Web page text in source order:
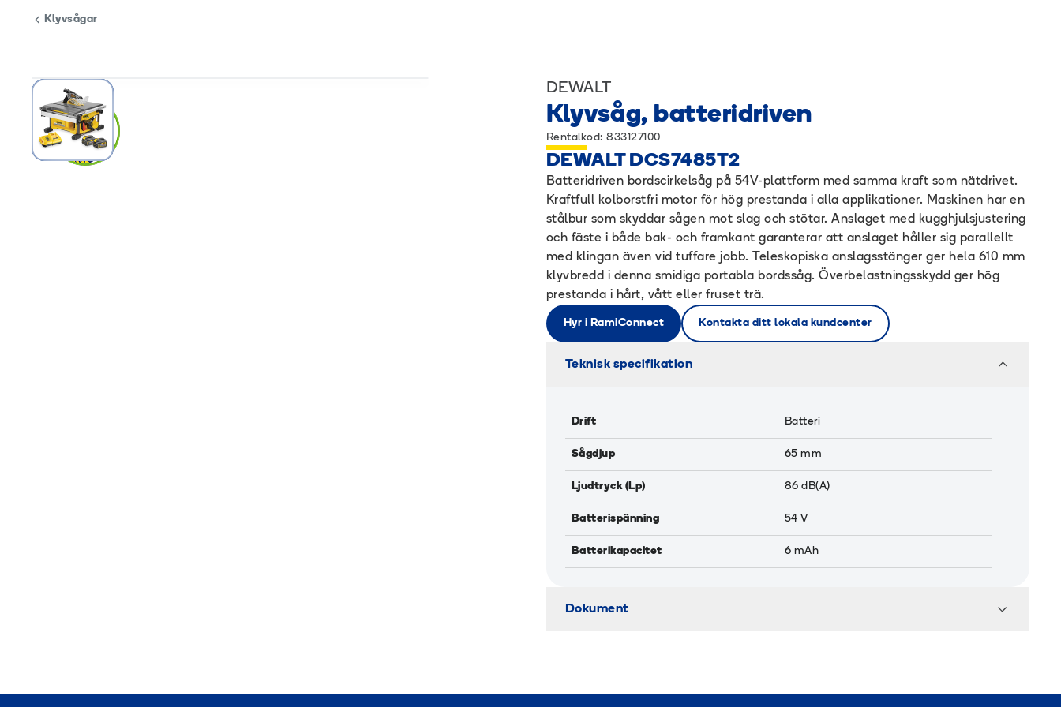
Klyvsågar
DEWALT
Klyvsåg, batteridriven
Rentalkod: 833127100
DEWALT DCS7485T2
Batteridriven bordscirkelsåg på 54V-plattform med samma kraft som nätdrivet.
Kraftfull kolborstfri motor för hög prestanda i alla applikationer. Maskinen har en
stålbur som skyddar sågen mot slag och stötar. Anslaget med kugghjulsjustering
och fäste i både bak- och framkant garanterar att anslaget håller sig parallellt
med klingan även vid tuffare jobb. Teleskopiska anslagsstänger ger hela 610 mm
klyvbredd i denna smidiga portabla bordssåg. Överbelastningsskydd ger hög
prestanda i hårt, vått eller fruset trä.
Hyr i RamiConnect Kontakta ditt lokala kundcenter
Teknisk specifikation
Drift Batteri
Sågdjup 65 mm
Ljudtryck (Lp) 86 dB(A)
Batterispänning 54 V
Batterikapacitet 6 mAh
Dokument